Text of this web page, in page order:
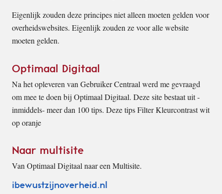
Eigenlijk zouden deze principes niet alleen moeten gelden voor
overheidswebsites. Eigenlijk zouden ze voor alle website
moeten gelden.
Optimaal Digitaal
Na het opleveren van Gebruiker Centraal werd me gevraagd
om mee te doen bij Optimaal Digitaal. Deze site bestaat uit -
inmiddels- meer dan 100 tips. Deze tips Filter Kleurcontrast wit
op oranje
Naar multisite
Van Optimaal Digitaal naar een Multisite.
ibewustzijnoverheid.nl